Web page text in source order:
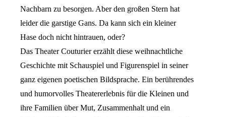
Nachbarn zu besorgen. Aber den großen Stern hat
leider die garstige Gans. Da kann sich ein kleiner
Hase doch nicht hintrauen, oder?
Das Theater Couturier erzählt diese weihnachtliche
Geschichte mit Schauspiel und Figurenspiel in seiner
ganz eigenen poetischen Bildsprache. Ein berührendes
und humorvolles Theatererlebnis für die Kleinen und
ihre Familien über Mut, Zusammenhalt und ein